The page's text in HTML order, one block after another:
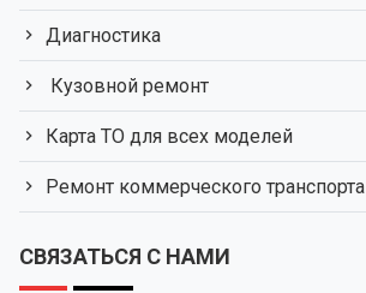
Диагностика
Кузовной ремонт
Карта ТО для всех моделей
Ремонт коммерческого транспорта
СВЯЗАТЬСЯ С НАМИ